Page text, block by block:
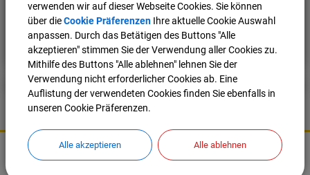
Nach oben Seite drucken
Markt Manching
verwenden wir auf dieser Webseite Cookies. Sie können
über dieCookie Präferenzen Ihre aktuelle Cookie Auswahl
anpassen. Durch das Betätigen des Buttons "Alle
akzeptieren" stimmen Sie der Verwendung aller Cookies zu.
Mithilfe des Buttons "Alle ablehnen" lehnen Sie der
Verwendung nicht erforderlicher Cookies ab. Eine
Auflistung der verwendeten Cookies finden Sie ebenfalls in
unseren Cookie Präferenzen.
Alle akzeptieren Alle ablehnen